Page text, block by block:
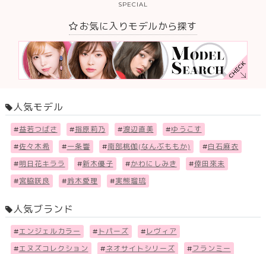
SPECIAL
お気に入りモデルから探す
人気モデル
#益若つばさ #指原莉乃 #渡辺直美 #ゆうこす
#佐々木希 #一条響 #南部桃伽(なんぶももか) #白石麻衣
#明日花キララ #新木優子 #かわにしみき #倖田來未
#宮脇咲良 #鈴木愛理 #実熊瑠琉
人気ブランド
#エンジェルカラー # トパーズ # レヴィア
#エヌズコレクション #ネオサイトシリーズ #フランミー